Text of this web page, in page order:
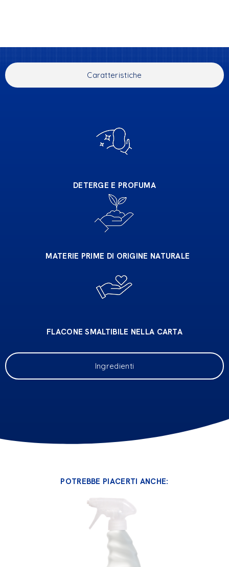
Caratteristiche
Ingredienti
DETERGE E PROFUMA
MATERIE PRIME DI ORIGINE NATURALE
FLACONE SMALTIBILE NELLA CARTA
POTREBBE PIACERTI ANCHE: